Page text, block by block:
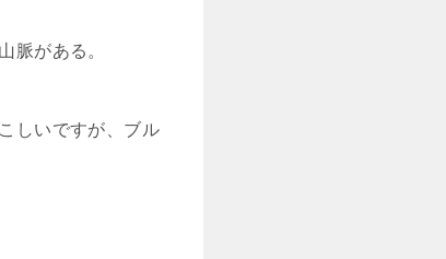
脈がある。
しいですが、ブル